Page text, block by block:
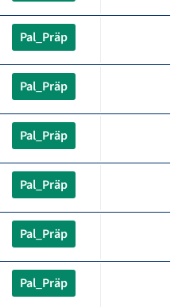
Pal_Präp
Pal_Präp
Pal_Präp
Pal_Präp
Pal_Präp
Pal_Präp